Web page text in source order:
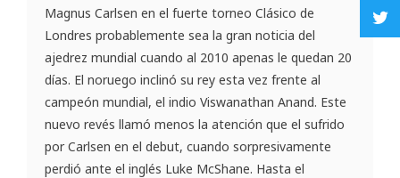
Magnus Carlsen en el fuerte torneo Clásico de
Londres probablemente sea la gran noticia del
ajedrez mundial cuando al 2010 apenas le quedan 20
días. El noruego inclinó su rey esta vez frente al
campeón mundial, el indio Viswanathan Anand. Este
nuevo revés llamó menos la atención que el sufrido
por Carlsen en el debut, cuando sorpresivamente
perdió ante el inglés Luke McShane. Hasta el